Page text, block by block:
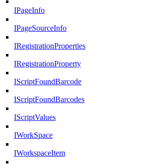
IPageInfo
IPageSourceInfo
IRegistrationProperties
IRegistrationProperty
IScriptFoundBarcode
IScriptFoundBarcodes
IScriptValues
IWorkSpace
IWorkspaceItem